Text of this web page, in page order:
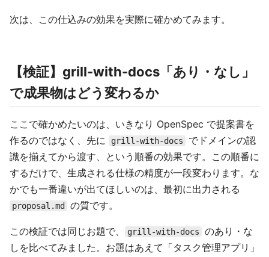
次は、この仕込みの効果を実際に確かめてみます。
【検証】grill-with-docs「あり・なし」
で成果物はどう変わるか
ここで確かめたいのは、いきなり OpenSpec で提案書を
作るのではなく、先に
grill-with-docs
でドメインの認
識を揃えてから渡す、という順番の効果です。この順番に
するだけで、生成される仕様の精度が一段変わります。な
かでも一番違いが出てほしいのは、最初に出力される
proposal.md の質です。
この検証では同じお題で、 grill-with-docs
のあり・な
しを比べてみました。お題はあえて「タスク管理アプリ」